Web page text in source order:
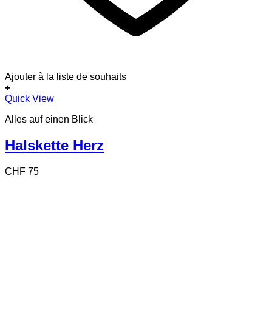
Ajouter à la liste de souhaits
+
Quick View
Alles auf einen Blick
Halskette Herz
CHF 75